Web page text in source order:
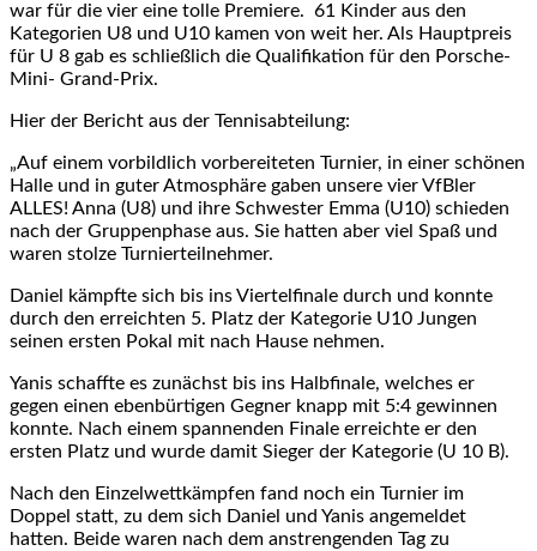
war für die vier eine tolle Premiere. 61 Kinder aus den
Kategorien U8 und U10 kamen von weit her. Als Hauptpreis
für U 8 gab es schließlich die Qualifikation für den Porsche-
Mini- Grand-Prix.
Hier der Bericht aus der Tennisabteilung:
„Auf einem vorbildlich vorbereiteten Turnier, in einer schönen
Halle und in guter Atmosphäre gaben unsere vier VfBler
ALLES! Anna (U8) und ihre Schwester Emma (U10) schieden
nach der Gruppenphase aus. Sie hatten aber viel Spaß und
waren stolze Turnierteilnehmer.
Daniel kämpfte sich bis ins Viertelfinale durch und konnte
durch den erreichten 5. Platz der Kategorie U10 Jungen
seinen ersten Pokal mit nach Hause nehmen.
Yanis schaffte es zunächst bis ins Halbfinale, welches er
gegen einen ebenbürtigen Gegner knapp mit 5:4 gewinnen
konnte. Nach einem spannenden Finale erreichte er den
ersten Platz und wurde damit Sieger der Kategorie (U 10 B).
Nach den Einzelwettkämpfen fand noch ein Turnier im
Doppel statt, zu dem sich Daniel und Yanis angemeldet
hatten. Beide waren nach dem anstrengenden Tag zu